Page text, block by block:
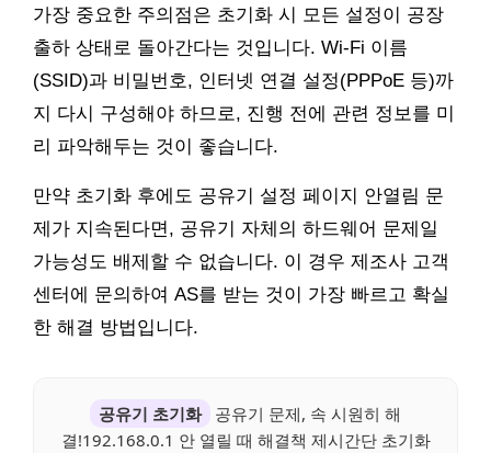
가장 중요한 주의점은 초기화 시 모든 설정이 공장
출하 상태로 돌아간다는 것입니다. Wi-Fi 이름
(SSID)과 비밀번호, 인터넷 연결 설정(PPPoE 등)까
지 다시 구성해야 하므로, 진행 전에 관련 정보를 미
리 파악해두는 것이 좋습니다.
만약 초기화 후에도 공유기 설정 페이지 안열림 문
제가 지속된다면, 공유기 자체의 하드웨어 문제일
가능성도 배제할 수 없습니다. 이 경우 제조사 고객
센터에 문의하여 AS를 받는 것이 가장 빠르고 확실
한 해결 방법입니다.
공유기 초기화
공유기 문제, 속 시원히 해
결!192.168.0.1 안 열릴 때 해결책 제시간단 초기화